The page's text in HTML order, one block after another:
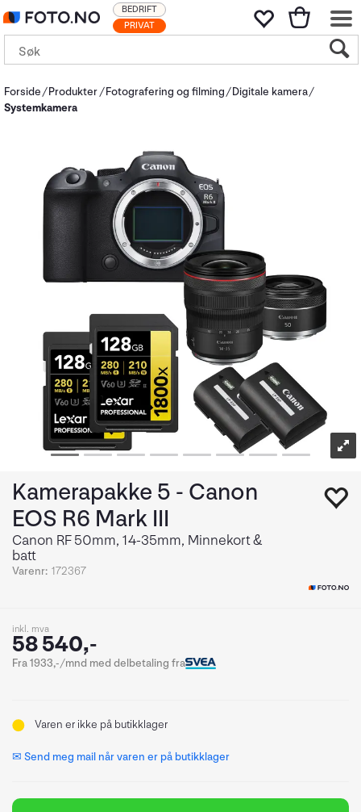
PRIVAT
BEDRIFT
Forside Produkter Fotografering og filming
Digitale kamera
Systemkamera
Kamerapakke 5 - Canon
EOS R6 Mark III
Canon RF 50mm, 14-35mm, Minnekort &
batt
Varenr: 172367
inkl. mva
58 540,-
Fra 1933,-/mnd med delbetaling fra
Varen er ikke på butikklager
✉ Send meg mail når varen er på butikklager